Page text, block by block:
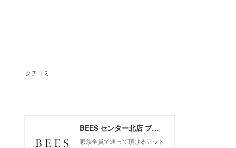
クチコミ
BEES センター北店 ブログ
家族全員で通って頂けるアット